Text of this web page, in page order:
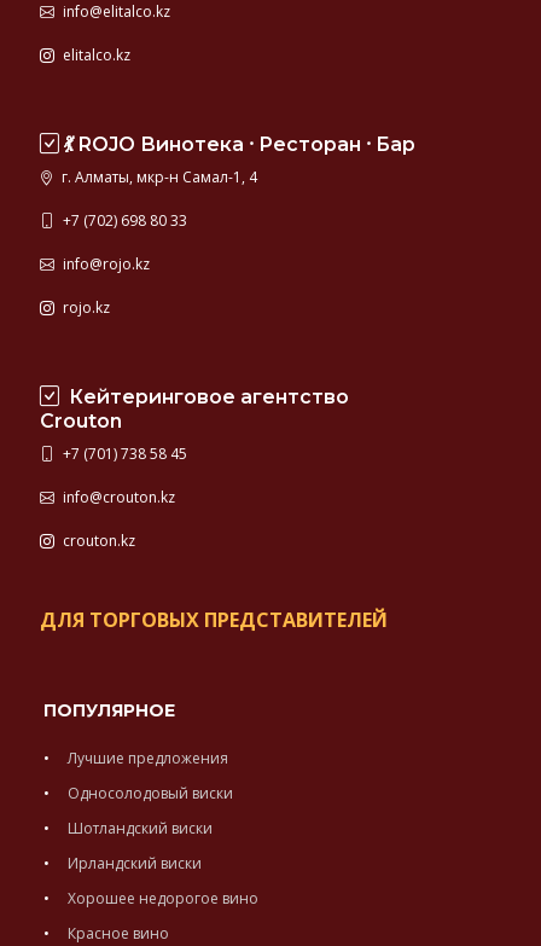
info@elitalco.kz
elitalco.kz
💃 ROJO Винотека ⸱ Ресторан ⸱ Бар
г. Алматы, мкр-н Самал-1, 4
+7 (702) 698 80 33
info@rojo.kz
rojo.kz
Кейтеринговое агентство
Crouton
+7 (701) 738 58 45
info@crouton.kz
crouton.kz
ДЛЯ ТОРГОВЫХ ПРЕДСТАВИТЕЛЕЙ
ПОПУЛЯРНОЕ
Лучшие предложения
Односолодовый виски
Шотландский виски
Ирландский виски
Хорошее недорогое вино
Красное вино